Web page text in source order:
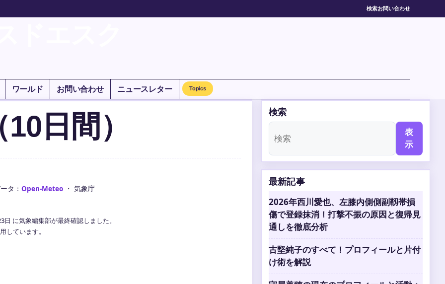
検索お問い合わせ
ワールド お問い合わせ ニュースレター Topics
日間）
タ： Open-Meteo ・ 気象庁
に気象編集部が最終確認しました。
しています。
検索
表
示
最新記事
2026年西川愛也、左膝内側側副靱帯損
傷で登録抹消！打撃不振の原因と復帰見
通しを徹底分析
古堅純子のすべて！プロフィールと片付
け術を解説